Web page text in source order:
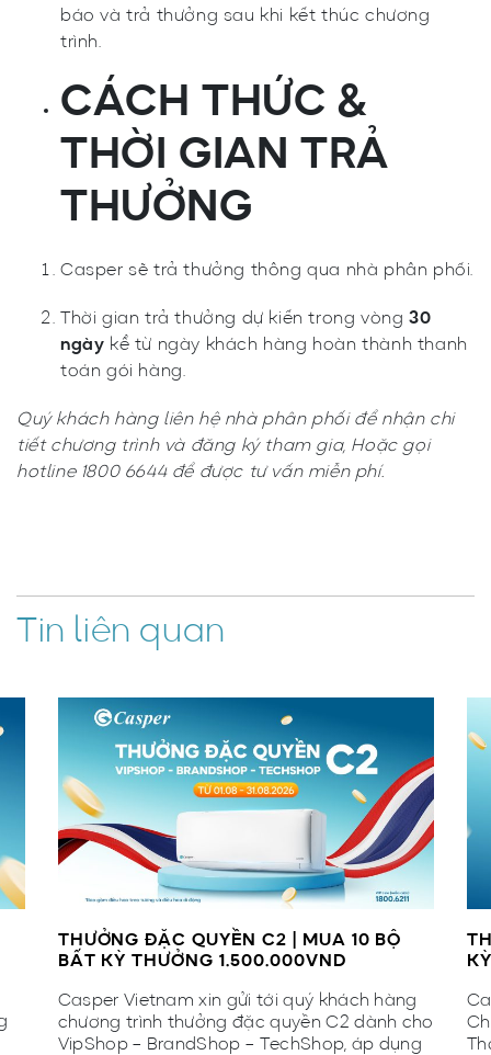
báo và trả thưởng sau khi kết thúc chương
trình.
CÁCH THỨC &
THỜI GIAN TRẢ
THƯỞNG
Casper sẽ trả thưởng thông qua nhà phân phối.
Thời gian trả thưởng dự kiến trong vòng 30
ngày kể từ ngày khách hàng hoàn thành thanh
toán gói hàng.
Quý khách hàng liên hệ nhà phân phối để nhận chi
tiết chương trình và đăng ký tham gia, Hoặc gọi
hotline 1800 6644 để được tư vấn miễn phí.
Tin liên quan
THƯỞNG ĐẶC QUYỀN C2 | MUA 10 BỘ
BẤT KỲ THƯỞNG 1.500.000VND
Casper Vietnam xin gửi tới quý khách hàng
chương trình thưởng đặc quyền C2 dành cho
VipShop – BrandShop – TechShop, áp dụng